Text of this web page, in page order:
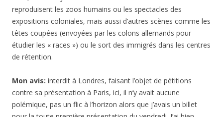
reproduisent les zoos humains ou les spectacles des
expositions coloniales, mais aussi d’autres scènes comme les
têtes coupées (envoyées par les colons allemands pour
étudier les « races ») ou le sort des immigrés dans les centres
de rétention.
Mon avis: interdit à Londres, faisant l’objet de pétitions
contre sa présentation à Paris, ici, il n’y avait aucune
polémique, pas un flic à l’horizon alors que j’avais un billet